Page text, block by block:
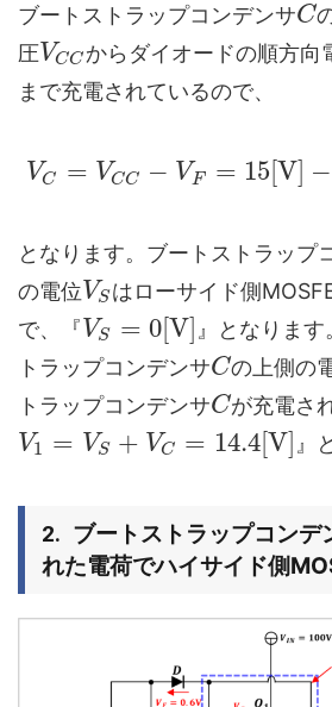
ブートストラップコンデンサC
圧VCC からダイオードの順方向
まで充電されているので、
VC = VCC − VF = 15[ V] −
となります。ブートストラップ
の電位VS はローサイド側
で、『 VS = 0[V] 』となりま
トラップコンデンサCの上側の
トラップコンデンサCが充電さ
V1 = VS + VC = 14.4[V] 』
ブートストラップコンデ
れた電荷でハイサイド側